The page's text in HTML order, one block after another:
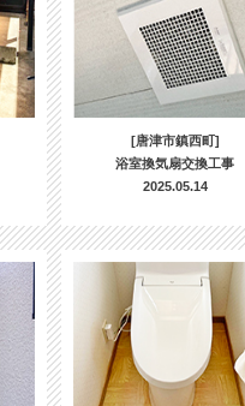
[唐津市鎮西町]
浴室換気扇交換工事
2025.05.14